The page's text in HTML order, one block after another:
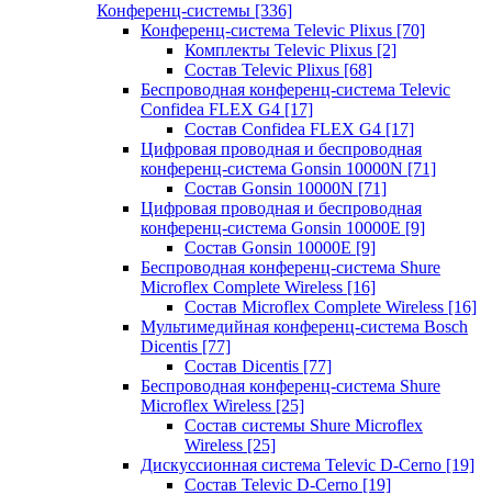
Конференц-системы [336]
Конференц-система Televic Plixus [70]
Комплекты Televic Plixus [2]
Состав Televic Plixus [68]
Беспроводная конференц-система Televic
Confidea FLEX G4 [17]
Состав Confidea FLEX G4 [17]
Цифровая проводная и беспроводная
конференц-система Gonsin 10000N [71]
Состав Gonsin 10000N [71]
Цифровая проводная и беспроводная
конференц-система Gonsin 10000E [9]
Состав Gonsin 10000E [9]
Беспроводная конференц-система Shure
Microflex Complete Wireless [16]
Состав Microflex Complete Wireless [16]
Мультимедийная конференц-система Bosch
Dicentis [77]
Состав Dicentis [77]
Беспроводная конференц-система Shure
Microflex Wireless [25]
Состав системы Shure Microflex
Wireless [25]
Дискуссионная система Televic D-Cerno [19]
Состав Televic D-Cerno [19]